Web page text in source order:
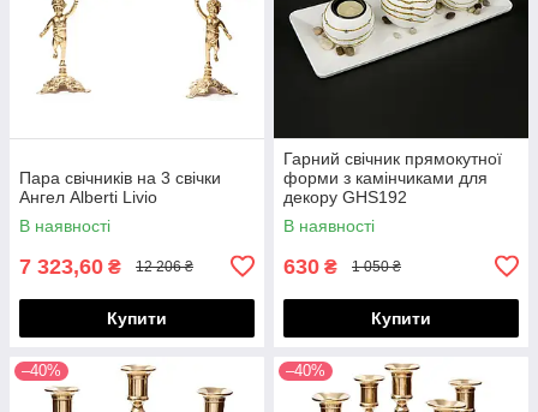
Пара свічників на 3 свічки
Ангел Alberti Livio
В наявності
7 323,60 ₴ 12 206 ₴
Купити
Гарний свічник прямокутної
форми з камінчиками для
декору GHS192
В наявності
630 ₴ 1 050 ₴
Купити
–40% –40%